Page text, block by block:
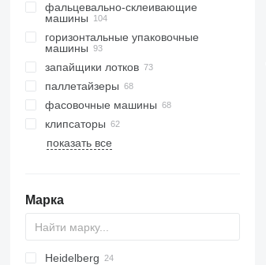
фальцевально-склеивающие
машины
горизонтальные упаковочные
машины
запайщики лотков
паллетайзеры
фасовочные машины
клипсаторы
лазерные маркираторы
датеры
показать все
Марка
EM
VF
Heidelberg